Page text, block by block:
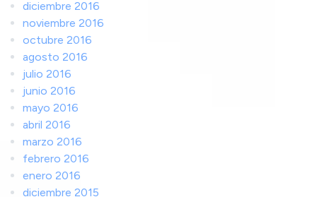
diciembre 2016
noviembre 2016
octubre 2016
agosto 2016
julio 2016
junio 2016
mayo 2016
abril 2016
marzo 2016
febrero 2016
enero 2016
diciembre 2015